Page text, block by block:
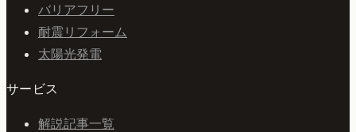
バリアフリー
耐震リフォーム
太陽光発電
サービス
解説記事一覧